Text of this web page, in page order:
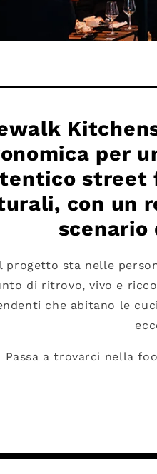
per
street
con un
scenario
progetto sta nelle
di ritrovo, vivo e
che abitano le
Passa a trovarci nella